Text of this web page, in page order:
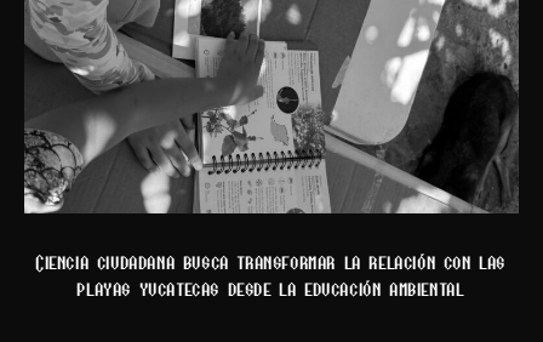
Ciencia ciudadana busca transformar la relación con las
playas yucatecas desde la educación ambiental